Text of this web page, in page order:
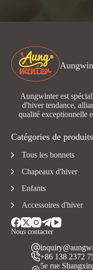
Aungwinter est
d'hiver tendance,
qualité exceptionnelle
Nous contacter
+86 138 2372
5e rue
Catégories de produits
Tous les bonnets
Chapeaux d'hiver
Enfants
Accessoires d'hiver